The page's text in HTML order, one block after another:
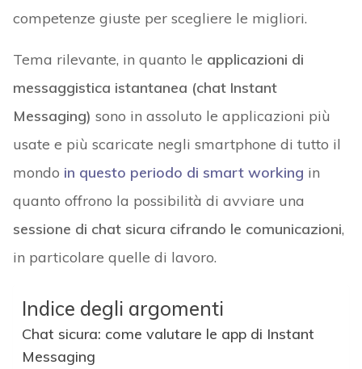
competenze giuste per scegliere le migliori.
Tema rilevante, in quanto le applicazioni di
messaggistica istantanea (chat Instant
Messaging) sono in assoluto le applicazioni più
usate e più scaricate negli smartphone di tutto il
mondo in questo periodo di smart working in
quanto offrono la possibilità di avviare una
sessione di chat sicura cifrando le comunicazioni,
in particolare quelle di lavoro.
Indice degli argomenti
Chat sicura: come valutare le app di Instant
Messaging